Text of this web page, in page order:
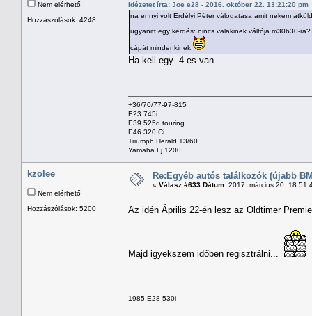
Nem elérhető
Hozzászólások: 4248
Idézetet írta: Joe e28 - 2016. október 22. 13:21:20 pm
na ennyi volt Erdélyi Péter válogatása amit nekem
ugyanitt egy kérdés: nincs valakinek váltója m30b30-ra?
cápát mindenkinek
Ha kell egy 4-es van.
+36/70/77-97-815
E23 745i
E39 525d touring
E46 320 Ci
Triumph Herald 13/60
Yamaha Fj 1200
kzolee
Nem elérhető
Hozzászólások: 5200
Re:Egyéb autós találkozók (újabb
« Válasz #633 Dátum: 2017. március 20.
Az idén Április 22-én lesz az Oldtimer
Majd igyekszem időben regisztrálni...
1985 E28 530i